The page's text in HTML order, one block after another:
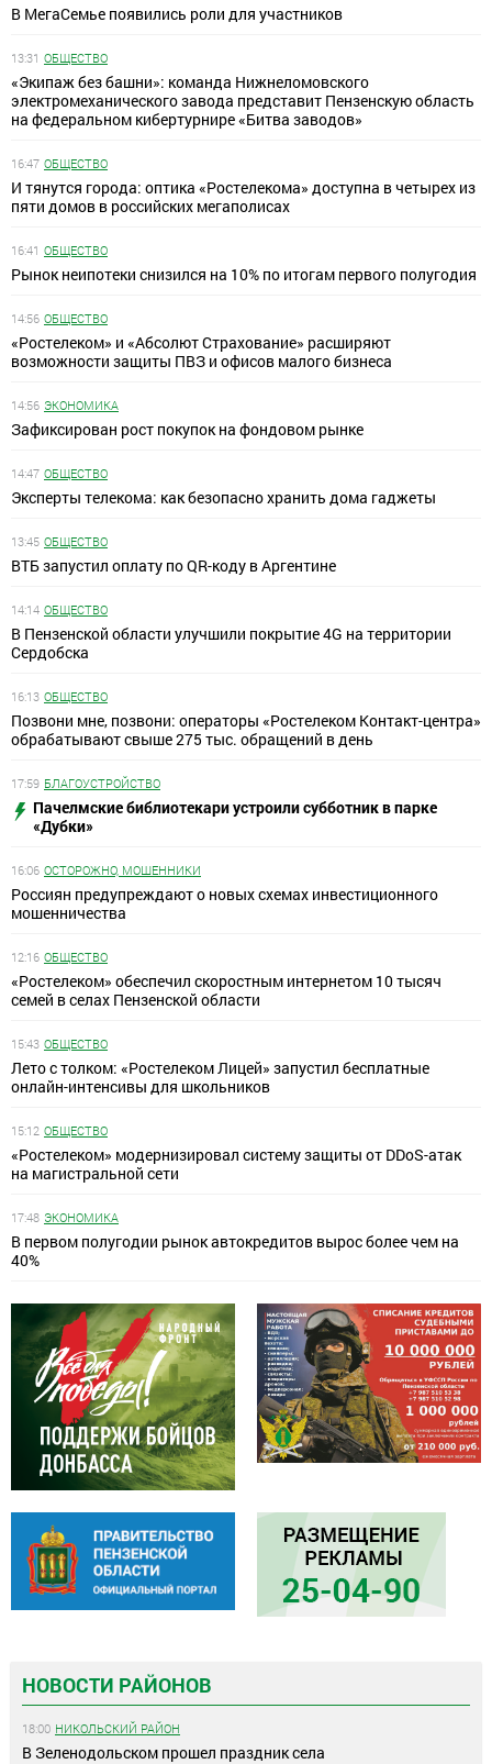
В МегаСемье появились роли для участников
13:31 ОБЩЕСТВО
«Экипаж без башни»: команда Нижнеломовского
электромеханического завода представит Пензенскую область
на федеральном кибертурнире «Битва заводов»
16:47 ОБЩЕСТВО
И тянутся города: оптика «Ростелекома» доступна в четырех из
пяти домов в российских мегаполисах
16:41 ОБЩЕСТВО
Рынок неипотеки снизился на 10% по итогам первого полугодия
14:56 ОБЩЕСТВО
«Ростелеком» и «Абсолют Страхование» расширяют
возможности защиты ПВЗ и офисов малого бизнеса
14:56 ЭКОНОМИКА
Зафиксирован рост покупок на фондовом рынке
14:47 ОБЩЕСТВО
Эксперты телекома: как безопасно хранить дома гаджеты
13:45 ОБЩЕСТВО
ВТБ запустил оплату по QR-коду в Аргентине
14:14 ОБЩЕСТВО
В Пензенской области улучшили покрытие 4G на территории
Сердобска
16:13 ОБЩЕСТВО
Позвони мне, позвони: операторы «Ростелеком Контакт-центра»
обрабатывают свыше 275 тыс. обращений в день
17:59 БЛАГОУСТРОЙСТВО
Пачелмские библиотекари устроили субботник в парке
«Дубки»
16:06 ОСТОРОЖНО, МОШЕННИКИ
Россиян предупреждают о новых схемах инвестиционного
мошенничества
12:16 ОБЩЕСТВО
«Ростелеком» обеспечил скоростным интернетом 10 тысяч
семей в селах Пензенской области
15:43 ОБЩЕСТВО
Лето с толком: «Ростелеком Лицей» запустил бесплатные
онлайн-интенсивы для школьников
15:12 ОБЩЕСТВО
«Ростелеком» модернизировал систему защиты от DDoS-атак
на магистральной сети
17:48 ЭКОНОМИКА
В первом полугодии рынок автокредитов вырос более чем на
40%
НОВОСТИ РАЙОНОВ
18:00 НИКОЛЬСКИЙ РАЙОН
В Зеленодольском прошел праздник села